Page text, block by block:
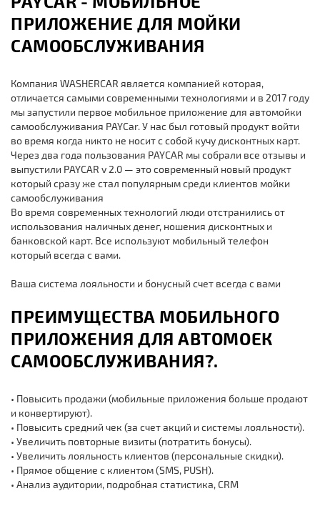
ПРИЛОЖЕНИЕ ДЛЯ МОЙКИ
САМООБСЛУЖИВАНИЯ
Компания WASHERCAR является компанией которая,
отличается самыми современными технологиями и в 2017 году
мы запустили первое мобильное приложение для автомойки
самообслуживания PAYCar. У нас был готовый продукт войти
во время когда никто не носит с собой кучу дисконтных карт.
Через два года пользования PAYCAR мы собрали все отзывы и
выпустили PAYCAR v 2.0 — это современный новый продукт
который сразу же стал популярным среди клиентов мойки
самообслуживания
Во время современных технологий люди отстранились от
использования наличных денег, ношения дисконтных и
банковской карт. Все используют мобильный телефон
который всегда с вами.
Ваша система лояльности и бонусный счет всегда с вами
ПРЕИМУЩЕСТВА МОБИЛЬНОГО
ПРИЛОЖЕНИЯ ДЛЯ АВТОМОЕК
САМООБСЛУЖИВАНИЯ?.
Повысить продажи (мобильные приложения больше продают
и конвертируют).
Повысить средний чек (за счет акций и системы лояльности).
Увеличить повторные визиты (потратить бонусы).
Увеличить лояльность клиентов (персональные скидки).
Прямое общение с клиентом (SMS, PUSH).
Анализ аудитории, подробная статистика, CRM